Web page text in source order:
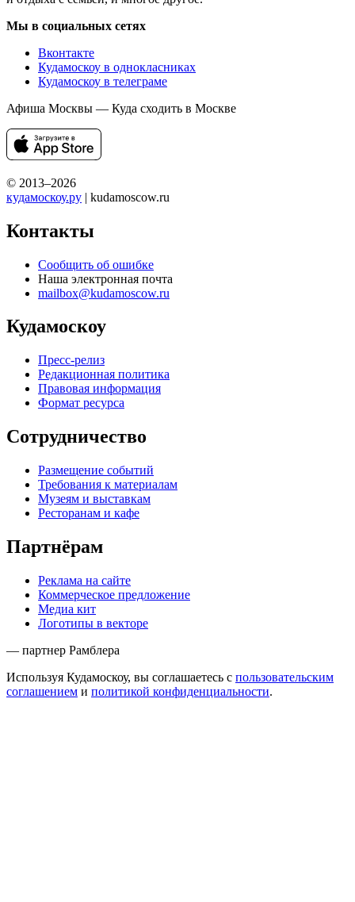
Мы в социальных сетях
Вконтакте
Кудамоскоу в однокласниках
Кудамоскоу в телеграме
Афиша Москвы — Куда сходить в Москве
© 2013–2026
кудамоскоу.ру | kudamoscow.ru
Контакты
Сообщить об ошибке
Наша электронная почта
mailbox@kudamoscow.ru
Кудамоскоу
Пресс-релиз
Редакционная политика
Правовая информация
Формат ресурса
Сотрудничество
Размещение событий
Требования к материалам
Музеям и выставкам
Ресторанам и кафе
Партнёрам
Реклама на сайте
Коммерческое предложение
Медиа кит
Логотипы в векторе
— партнер Рамблера
Используя Кудамоскоу, вы соглашаетесь с пользовательским
соглашением и политикой конфиденциальности.